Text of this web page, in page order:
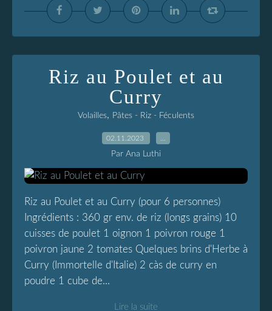
Riz au Poulet et au
Curry
Volailles, Pâtes - Riz - Féculents
02.11.2023
Par Ana Luthi
Riz au Poulet et au Curry (pour 6 personnes)
Ingrédients : 360 gr env. de riz (longs grains) 10
cuisses de poulet 1 oignon 1 poivron rouge 1
poivron jaune 2 tomates Quelques brins d'Herbe à
Curry (Immortelle d'Italie) 2 càs de curry en
poudre 1 cube de...
Lire la suite